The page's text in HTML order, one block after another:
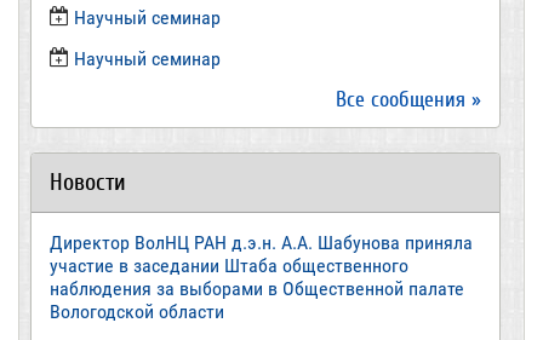
Научный семинар
​Научный семинар
Все сообщения »
Новости
Директор ВолНЦ РАН д.э.н. А.А. Шабунова приняла
участие в заседании Штаба общественного
наблюдения за выборами в Общественной палате
Вологодской области